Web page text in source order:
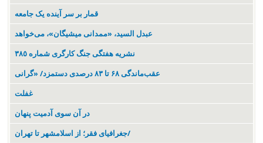
قمار بر سر آینده یک جامعه
عبدل السید، «ممدانی میشیگان»، می‌خواهد
نشریە هفتگی جنگ کارگری شمارە ٣٨٥
عقب‌ماندگی ۶۸ تا ۸۳ درصدی دستمزد/ «گرانی
غفلت
در آن سوی آدمیت پنهان
جغرافیای فقر؛ از اسلامشهر تا تهران/